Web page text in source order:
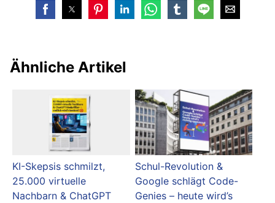
Ähnliche Artikel
KI-Skepsis schmilzt,
25.000 virtuelle
Nachbarn & ChatGPT
Schul-Revolution &
Google schlägt Code-
Genies – heute wird’s